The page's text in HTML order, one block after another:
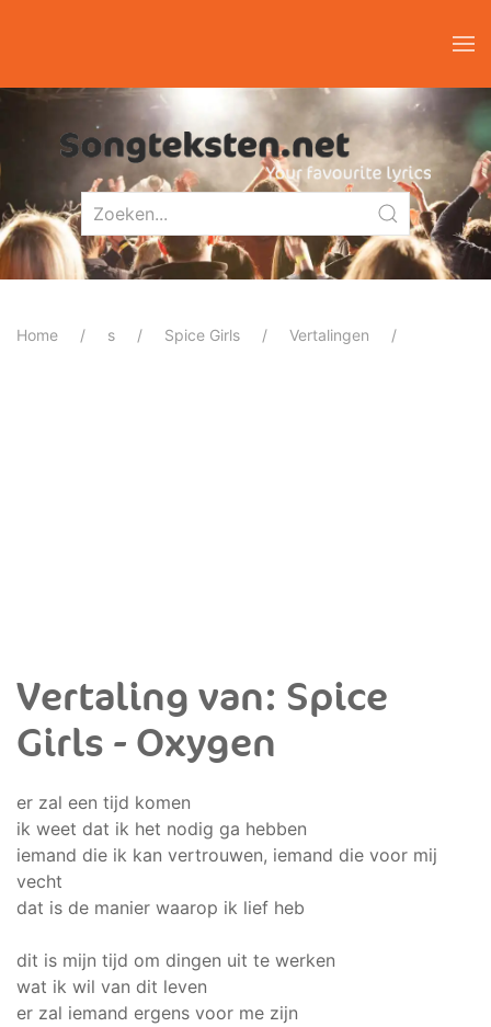
Home s Spice Girls Vertalingen
Vertaling van: Spice
Girls - Oxygen
er zal een tijd komen
ik weet dat ik het nodig ga hebben
iemand die ik kan vertrouwen, iemand die voor mij
vecht
dat is de manier waarop ik lief heb
dit is mijn tijd om dingen uit te werken
wat ik wil van dit leven
er zal iemand ergens voor me zijn